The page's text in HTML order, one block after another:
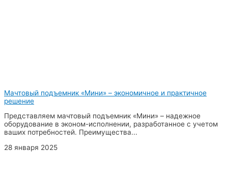
Мачтовый подъемник «Мини» – экономичное и практичное
решение
Представляем мачтовый подъемник «Мини» – надежное
оборудование в эконом-исполнении, разработанное с учетом
ваших потребностей. Преимущества...
28 января 2025